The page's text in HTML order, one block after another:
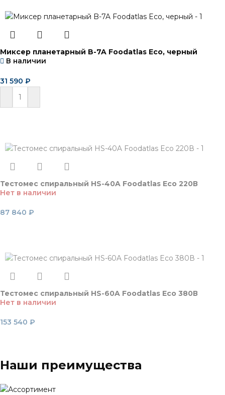
Миксер планетарный B-7A Foodatlas Eco, черный
В наличии
31 590 ₽
Тестомес спиральный HS-40A Foodatlas Eco 220В
Нет в наличии
87 840 ₽
Тестомес спиральный HS-60A Foodatlas Eco 380В
Нет в наличии
153 540 ₽
Наши преимущества